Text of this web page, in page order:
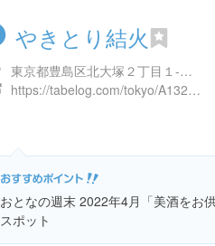
やきとり結火
東京都豊島区北大塚２丁目１-１ １ba05ビル ８F
https://tabelog.com/tokyo/A1323/A132302/13260421/
おとなの週末 2022年4月「美酒をお
スポット